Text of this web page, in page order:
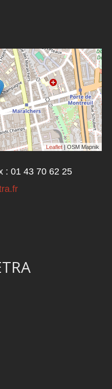
Leaflet | OSM Mapnik
: 01 43 70 62 25